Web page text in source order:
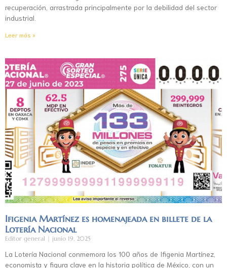
recuperación, arrastrada principalmente por la debilidad del sector
industrial.
Leer más »
Ifigenia Martínez es homenajeada en billete de la
Lotería Nacional
Editor general junio 19, 2025
La Lotería Nacional conmemora los 100 años de Ifigenia Martínez,
economista y figura clave en la historia política de México, con un